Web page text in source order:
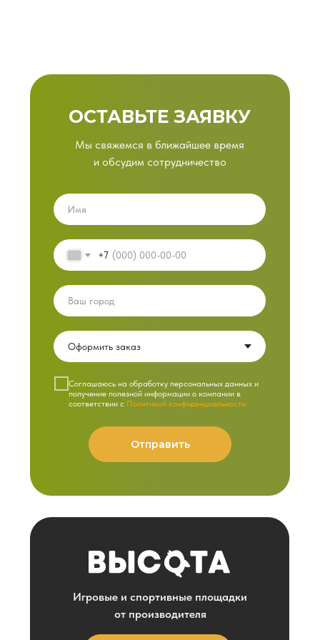
ОСТАВЬТЕ ЗАЯВКУ
Мы свяжемся в ближайшее время
и обсудим сотрудничество
+7
Cоглашаюсь на обработку персональных данных и
получение полезной информации о компании в
соответствии с Политикой конфиденциальности
Отправить
Игровые и спортивные площадки
от производителя